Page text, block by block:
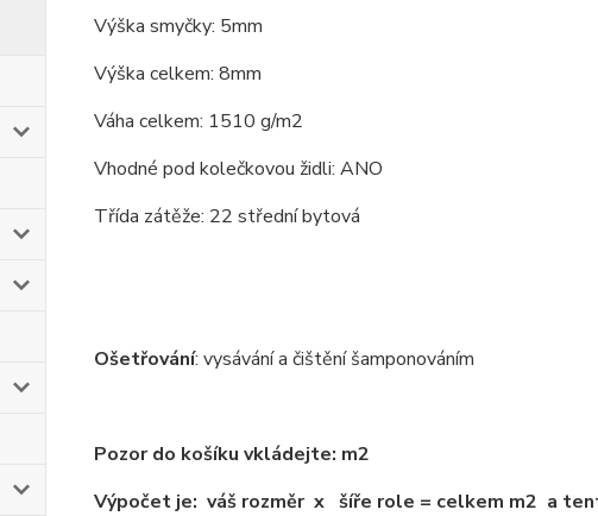
Výška smyčky: 5mm
Výška celkem: 8mm
Váha celkem: 1510 g/m2
Vhodné pod kolečkovou židli: ANO
Třída zátěže: 22 střední bytová
Ošetřování: vysávání a čištění šamponováním
Pozor do košíku vkládejte: m2
Výpočet je: váš rozměr x šíře role = celkem m2 a